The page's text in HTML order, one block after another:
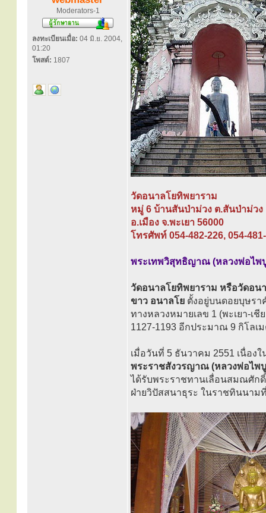
Moderators-1
ลงทะเบียนเมื่อ: 04 มิ.ย. 2004,
01:20
โพสต์: 1807
วัดอนาลโยทิพยาราม
หมู่ 6 บ้านสันป่าม่วง ต.สันป่าม่วง
อ.เมือง จ.พะเยา 56000
โทรศัพท์ 054-482-226, 054-
พระเทพวิสุทธิญาณ (หลวงพ่อไพ
วัดอนาลโยทิพยาราม หรือวัดอน
ขาว อนาลโย ตั้งอยู่บนดอยบุษรา
ทางหลวงหมายเลข 1 (พะเยา-เ
1127-1193 อีกประมาณ 9 กิโลเ
เมื่อวันที่ 5 ธันวาคม 2551 เนื่อง
พระราชสังวรญาณ (หลวงพ่อไพ
ได้รับพระราชทานเลื่อนสมณศัก
ฝ่ายวิปัสสนาธุระ ในราชทินนาม